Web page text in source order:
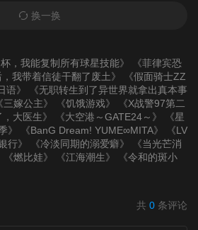
71
74 75
77 78
80
换一换
杯，我能复制所有球星技能》
《菲律宾恐
，我带着信徒干翻了废土》
《假面骑士ZZ
语》
《无职转生到了异世界就拿出真本事
《三嫁公主》 《饥饿游戏》
《X战警97第二
，大医生》 《大空港～GATE24～》
《星
》
《BanG Dream! YUME∞MITA》
《LV
行》 《冷淡同期的溺爱癖》
《当光芒消
《燃比娃》 《江海潮生》
《令和的斑小
共 0 条评论